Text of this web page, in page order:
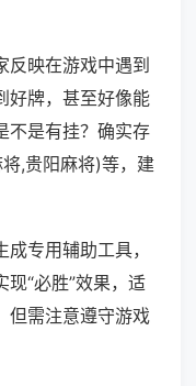
反映在游戏中遇到
好牌，甚至好像能
不是有挂？确实存
,贵阳麻将)等，建
专用辅助工具，
“必胜”效果，适
但需注意遵守游戏